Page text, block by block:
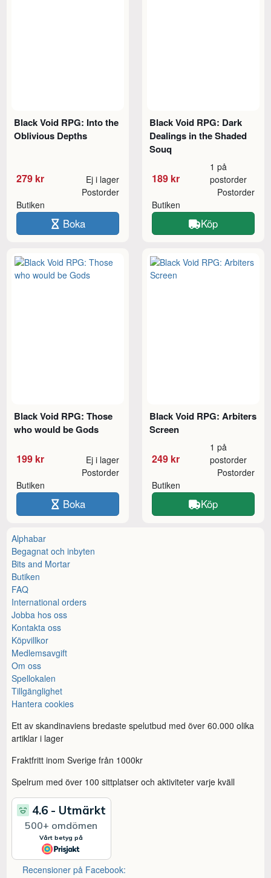
Black Void RPG: Into the
Oblivious Depths
279 kr Ej i lager
Butiken
Postorder
Boka
Black Void RPG: Dark
Dealings in the Shaded
Souq
189 kr
1 på
postorder
Butiken
Postorder
Köp
Black Void RPG: Those
who would be Gods
199 kr Ej i lager
Butiken
Postorder
Boka
Black Void RPG: Arbiters
Screen
249 kr
1 på
postorder
Butiken
Postorder
Köp
Alphabar
Begagnat och inbyten
Bits and Mortar
Butiken
FAQ
International orders
Jobba hos oss
Kontakta oss
Köpvillkor
Medlemsavgift
Om oss
Spellokalen
Tillgänglighet
Hantera cookies
Ett av skandinaviens bredaste spelutbud med över 60.000 olika
artiklar i lager
Fraktfritt inom Sverige från 1000kr
Spelrum med över 100 sittplatser och aktiviteter varje kväll
Recensioner på Facebook: